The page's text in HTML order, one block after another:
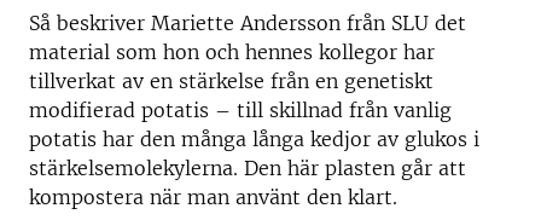
Så beskriver Mariette Andersson från SLU det
material som hon och hennes kollegor har
tillverkat av en stärkelse från en genetiskt
modifierad potatis – till skillnad från vanlig
potatis har den många långa kedjor av glukos i
stärkelsemolekylerna. Den här plasten går att
kompostera när man använt den klart.